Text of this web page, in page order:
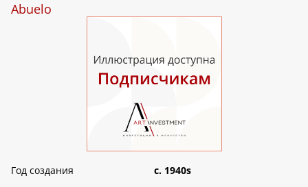
Abuelo
Год создания
c. 1940s